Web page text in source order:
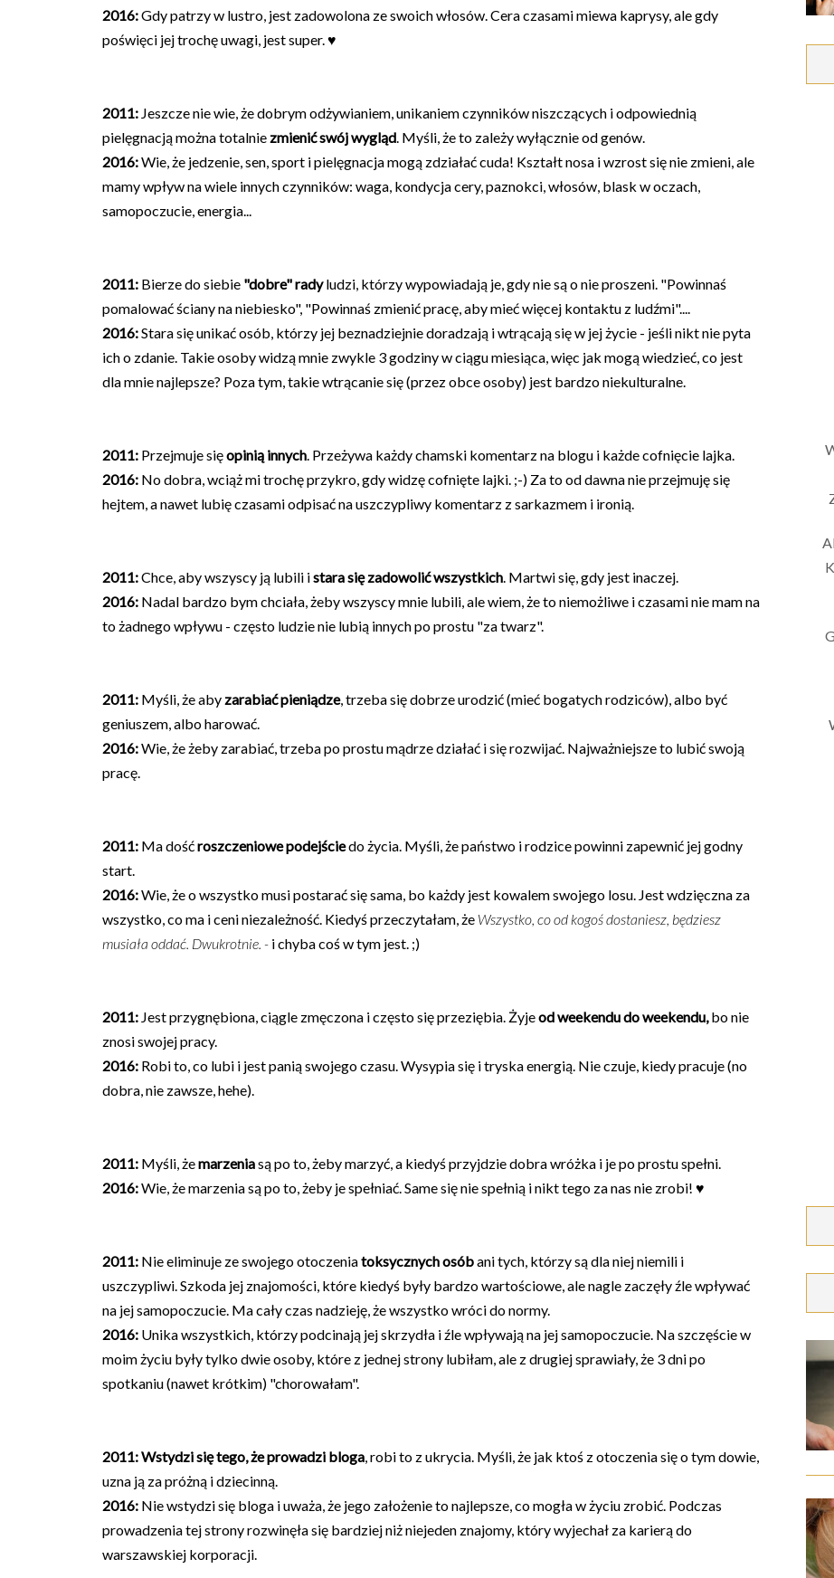
2016:Gdy patrzy w lustro, jest zadowolona ze swoich włosów. Cera czasami miewa kaprysy, ale gdy
poświęci jej trochę uwagi, jest super. ♥
2011: Jeszcze nie wie, że dobrym odżywianiem, unikaniem czynników niszczących i odpowiednią
pielęgnacją można totalnie zmienić swój wygląd. Myśli, że to zależy wyłącznie od genów.
2016:Wie, że jedzenie, sen, sport i pielęgnacja mogą zdziałać cuda! Kształt nosa i wzrost się nie zmieni, ale
mamy wpływ na wiele innych czynników: waga, kondycja cery, paznokci, włosów, blask w oczach,
samopoczucie, energia...
2011: Bierze do siebie "dobre" radyludzi, którzy wypowiadają je, gdy nie są o nie proszeni. "Powinnaś
pomalować ściany na niebiesko", "Powinnaś zmienić pracę, aby mieć więcej kontaktu z ludźmi"....
2016:Stara się unikaćosób, którzy jej beznadziejnie doradzają i wtrącają się w jej życie - jeśli nikt nie pyta
ich o zdanie. Takie osoby widzą mnie zwykle 3 godziny w ciągu miesiąca, więc jak mogą wiedzieć, co jest
dla mnie najlepsze? Poza tym, takie wtrącanie się (przez obce osoby) jest bardzo niekulturalne.
2011: Przejmuje sięopinią innych. Przeżywa każdy chamski komentarz na blogu i każde cofnięcie lajka.
2016: No dobra, wciąż mi trochę przykro, gdy widzę cofnięte lajki. ;-) Za to od dawna nie przejmuję się
hejtem, a nawet lubię czasami odpisać na uszczypliwy komentarz z sarkazmem i ironią.
2011:Chce, aby wszyscy ją lubili istara się zadowolić wszystkich. Martwi się, gdy jest inaczej.
2016: Nadal bardzo bym chciała, żeby wszyscy mnie lubili, ale wiem, że to niemożliwe i czasami nie mam na
to żadnego wpływu - często ludzie nie lubią innych po prostu "za twarz".
2011: Myśli, że aby zarabiać pieniądze, trzeba się dobrze urodzić (mieć bogatych rodziców), albo być
geniuszem, albo harować.
2016:Wie, że żeby zarabiać, trzeba po prostu mądrze działać i się rozwijać. Najważniejsze to lubić swoją
pracę.
2011: Ma dośćroszczeniowe podejściedo życia. Myśli, że państwo i rodzice powinni zapewnić jej godny
start.
2016:Wie, że o wszystko musi postarać się sama, bo każdy jest kowalem swojego losu. Jest wdzięczna za
wszystko, co ma i ceni niezależność. Kiedyś przeczytałam, że Wszystko, co od kogoś dostaniesz, będziesz
musiała oddać. Dwukrotnie. - i chyba coś w tym jest. ;)
2011: Jest przygnębiona, ciągle zmęczona i często się przeziębia. Żyjeod weekendu do weekendu,bo nie
znosi swojej pracy.
2016: Robi to, co lubi i jest panią swojego czasu. Wysypia się i tryska energią. Nie czuje, kiedy pracuje (no
dobra, nie zawsze, hehe).
2011: Myśli, żemarzeniasą po to, żeby marzyć, a kiedyś przyjdzie dobra wróżka i je po prostu spełni.
2016:Wie, że marzenia są po to, żeby je spełniać. Same się nie spełnią i nikt tego za nas nie zrobi! ♥
2011: Nie eliminuje ze swojego otoczeniatoksycznych osóbani tych, którzy są dla niej niemili i
uszczypliwi. Szkoda jej znajomości, które kiedyś były bardzo wartościowe, ale nagle zaczęły źle wpływać
na jej samopoczucie. Ma cały czas nadzieję, że wszystko wróci do normy.
2016: Unika wszystkich, którzy podcinają jej skrzydła i źle wpływają na jej samopoczucie. Na szczęście w
moim życiu były tylko dwie osoby, które z jednej strony lubiłam, ale z drugiej sprawiały, że 3 dni po
spotkaniu (nawet krótkim) "chorowałam".
2011:Wstydzi się tego, że prowadzi bloga, robi to z ukrycia. Myśli, że jak ktoś z otoczenia się o tym dowie,
uzna ją za próżną i dziecinną.
2016: Nie wstydzi się bloga i uważa, że jego założenie to najlepsze, co mogła w życiu zrobić. Podczas
prowadzenia tej strony rozwinęła się bardziej niż niejeden znajomy, który wyjechał za karierą do
warszawskiej korporacji.